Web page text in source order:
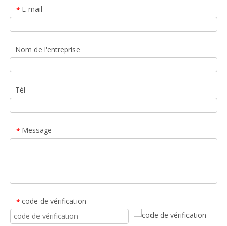
* E-mail
Nom de l'entreprise
Tél
* Message
* code de vérification